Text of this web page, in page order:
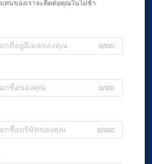
ทนของเราจะติดต่อคุณในไม่ช้า
0/100
0/100
0/200